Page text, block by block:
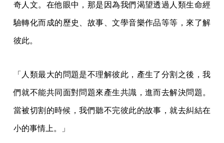
奇人文。在他眼中，那是因為我們渴望透過人類生命經
驗轉化而成的歷史、故事、文學音樂作品等等，來了解
彼此。
「人類最大的問題是不理解彼此，產生了分割之後，我
們就不能共同面對問題來產生共識，進而去解決問題。
當被切割的時候，我們聽不完彼此的故事，就去糾結在
小的事情上。」